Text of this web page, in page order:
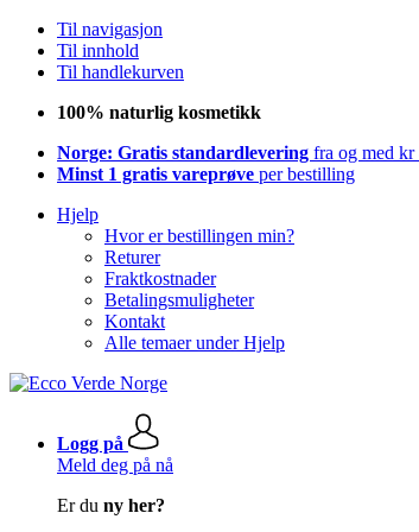
Til navigasjon
Til innhold
Til handlekurven
100% naturlig kosmetikk
Norge: Gratis standardlevering fra og med kr
Minst 1 gratis vareprøve per bestilling
Hjelp
Hvor er bestillingen min?
Returer
Fraktkostnader
Betalingsmuligheter
Kontakt
Alle temaer under Hjelp
Logg på
Meld deg på nå
Er du ny her?